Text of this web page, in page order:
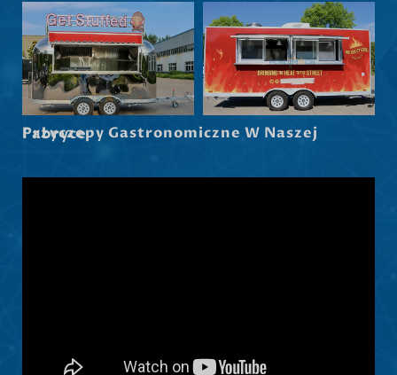
Przyczepy Gastronomiczne W Naszej Fabryce
Português
Slovenščina
Latviešu valoda
Dansk
Hrvatski
Српски језик